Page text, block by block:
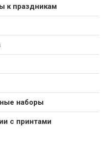
к праздникам
наборы
с принтами